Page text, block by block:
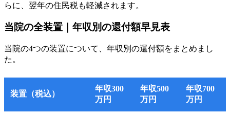
らに、翌年の住民税も軽減されます。
当院の全装置｜年収別の還付額早見表
当院の4つの装置について、年収別の還付額をまとめまし
た。
装置（税込）
年収300
万円
年収500
万円
年収700
万円